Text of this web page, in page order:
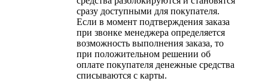
сразу доступными для покупателя.
Если в момент подтверждения заказа
при звонке менеджера определяется
возможность выполнения заказа, то
при положительном решении об
оплате покупателя денежные средства
списываются с карты.